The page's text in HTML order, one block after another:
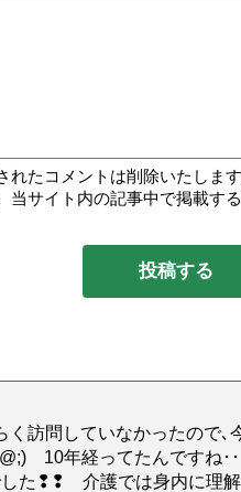
たコメントは削除いたします
当サイト内の記事中で掲載す
く訪問していなかったので､
10年経ってたんですね
した❢❢ 介護では身内に理